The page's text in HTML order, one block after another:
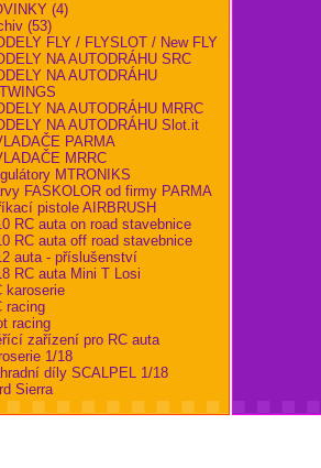
(4)
(53)
FLY / FLYSLOT / New FLY
NA AUTODRÁHU SRC
NA AUTODRÁHU
NA AUTODRÁHU MRRC
NA AUTODRÁHU Slot.it
PARMA
MRRC
MTRONIKS
FASKOLOR od firmy PARMA
pistole AIRBRUSH
RC auta on road stavebnice
RC auta off road stavebnice
auta - příslušenství
RC auta Mini T Losi
karoserie
racing
racing
zařízení pro RC auta
1/18
díly SCALPEL 1/18
Sierra